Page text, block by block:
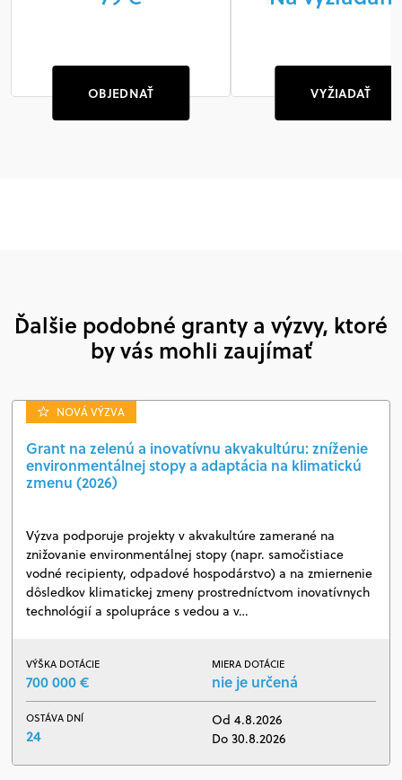
OBJEDNAŤ VYŽIADAŤ
Ďalšie podobné granty a výzvy, ktoré
by vás mohli zaujímať
NOVÁ VÝZVA
Grant na zelenú a inovatívnu akvakultúru: zníženie
environmentálnej stopy a adaptácia na klimatickú
zmenu (2026)
Výzva podporuje projekty v akvakultúre zamerané na
znižovanie environmentálnej stopy (napr. samočistiace
vodné recipienty, odpadové hospodárstvo) a na zmiernenie
dôsledkov klimatickej zmeny prostredníctvom inovatívnych
technológií a spolupráce s vedou a v…
VÝŠKA DOTÁCIE
700 000 €
MIERA DOTÁCIE
nie je určená
OSTÁVA DNÍ
24
Od 4.8.2026
Do 30.8.2026